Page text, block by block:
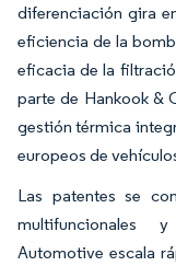
diferenciación gira
eficiencia de la
eficacia de la
parte de Hankook &
gestión térmica
europeos de
Las patentes se
multifuncionales
Automotive escala